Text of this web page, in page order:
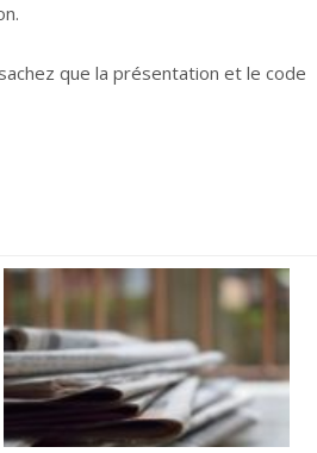
que la présentation et le code